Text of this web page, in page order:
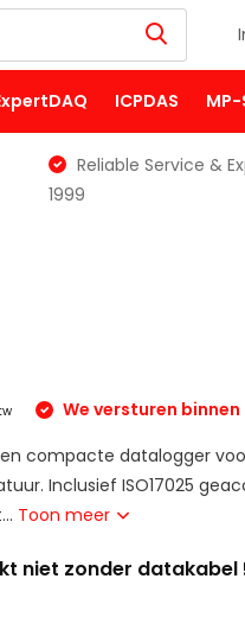
ICPDAS MP-
Reliable Service &
1999
We versturen binnen
een compacte datalogger
Inclusief ISO17025
Toon meer
niet zonder